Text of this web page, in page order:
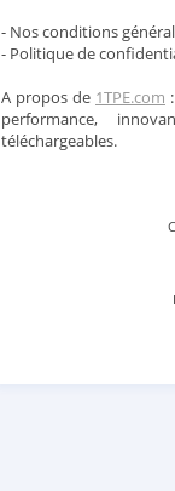
- Nos conditions
- Politique de
A propos de 1TPE.com
performance,
téléchargeables.